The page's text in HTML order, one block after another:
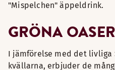
"Mispelchen" äppeldrink.
GRÖNA
I jämförelse med det livliga
kvällarna, erbjuder de